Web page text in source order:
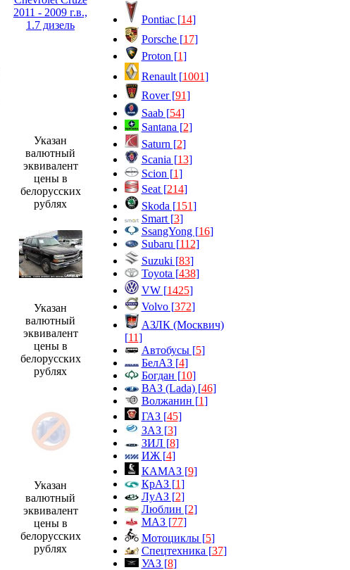
Указан
валютный
эквивалент
цены в
белорусских
рублях
Указан
валютный
эквивалент
цены в
белорусских
рублях
Указан
валютный
эквивалент
цены в
белорусских
рублях
Pontiac [14]
Porsche [17]
Proton [1]
Renault [1001]
Rover [91]
Saab [54]
Santana [2]
Saturn [2]
Scania [13]
Scion [1]
Seat [214]
Skoda [151]
Smart [3]
SsangYong [16]
Subaru [112]
Suzuki [83]
Toyota [438]
VW [1425]
Volvo [372]
АЗЛК (Москвич)
[11]
Автобусы [5]
БелАЗ [4]
Богдан [10]
ВАЗ (Lada) [46]
Волжанин [1]
ГАЗ [45]
ЗАЗ [3]
ЗИЛ [8]
ИЖ [4]
КАМАЗ [9]
КрАЗ [1]
ЛуАЗ [2]
Люблин [2]
МАЗ [77]
Мотоциклы [5]
Спецтехника [37]
УАЗ [8]